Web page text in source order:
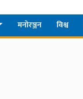
मनोरञ्जन विश्व